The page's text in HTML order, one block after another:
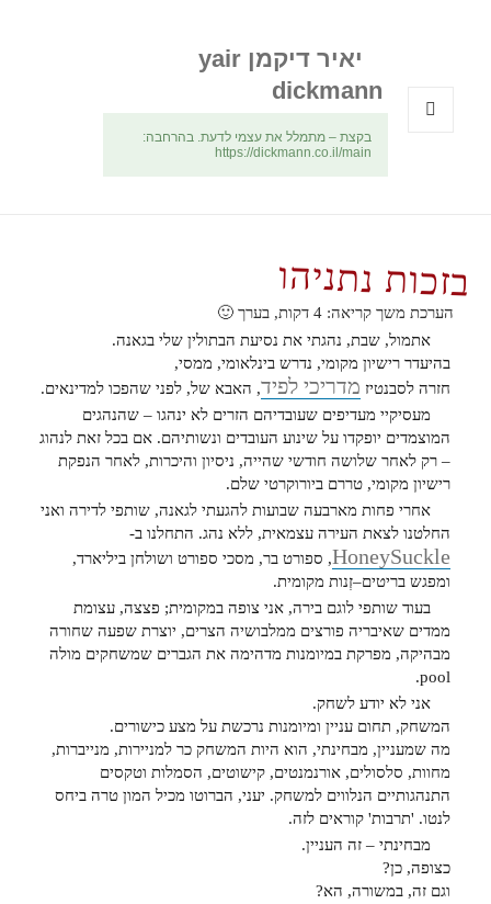
יאיר דיקמן yair
dickmann
בקצת – מתמלל את עצמי לדעת. בהרחבה:
https://dickmann.co.il/main
בזכות נתניהו
הערכת משך קריאה: 4 דקות, בערך 🙂
אתמול, שבת, נהגתי את נסיעת הבתולין שלי בגאנה.
בהיעדר רישיון מקומי, נדרש בינלאומי, ממסי,
חזרה לסבנטיז מדריכי לפיד, האבא של, לפני שהפכו למדינאים.
מעסיקיי מעדיפים שעובדיהם הזרים לא ינהגו – שהנהגים
המוצמדים יופקדו על שינוע העובדים ונשותיהם. אם בכל זאת לנהוג
– רק לאחר שלושה חודשי שהייה, ניסיון והיכרות, לאחר הנפקת
רישיון מקומי, טררם ביורוקרטי שלם.
אחרי פחות מארבעה שבועות להגעתי לגאנה, שותפי לדירה ואני
החלטנו לצאת העירה עצמאית, ללא נהג. התחלנו ב-
HoneySuckle, ספורט בר, מסכי ספורט ושולחן ביליארד,
ומפגש בריטים–זְנות מקומית.
בעוד שותפי לוגם בירה, אני צופה במקומית; פצצה, עצומת
ממדים שאיבריה פורצים ממלבושיה הצרים, יוצרת שפעה שחורה
מבהיקה, מפרקת במיומנות מדהימה את הגברים שמשחקים מולה
pool.
אני לא יודע לשחק.
המשחק, תחום עניין ומיומנות נרכשת על מצע כישורים.
מה שמעניין, מבחינתי, הוא היות המשחק כר למניירות, מנייברות,
מחוות, סלסולים, אורנמנטים, קישוטים, הסמלות וטקסים
התנהגותיים הנלווים למשחק. יעני, הברוטו מכיל המון טרה ביחס
לנטו. 'תרבות' קוראים לזה.
מבחינתי – זה העניין.
כצופה, כן?
וגם זה, במשורה, הא?